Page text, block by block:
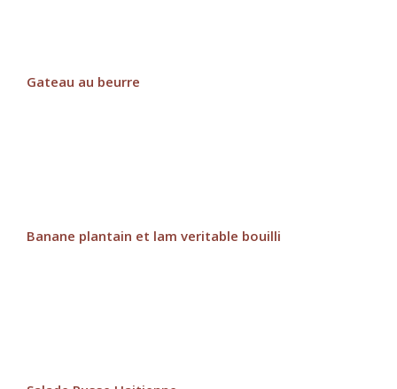
Gateau au beurre
Banane plantain et lam veritable bouilli